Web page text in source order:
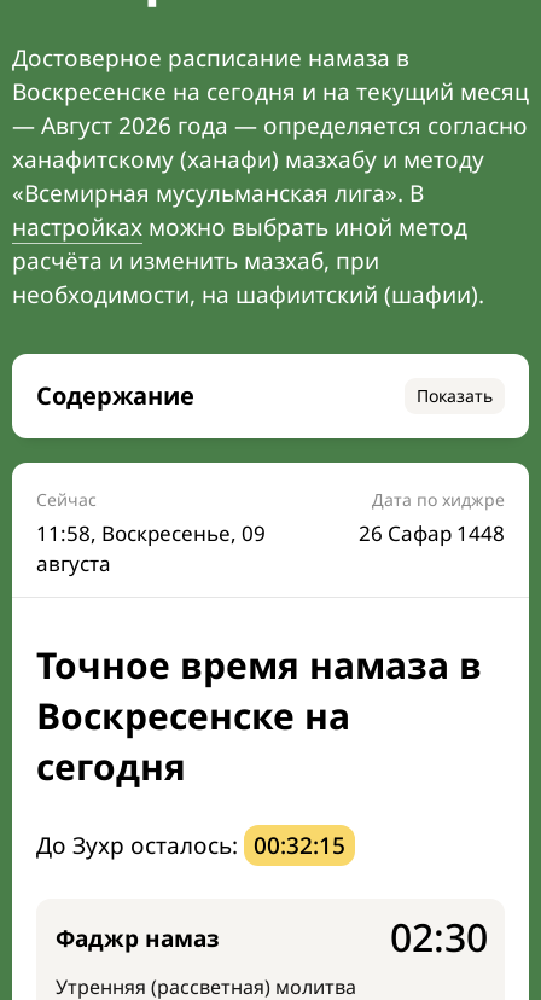
Достоверное расписание намаза в
Воскресенске на сегодня и на текущий месяц
— Август 2026 года — определяется согласно
ханафитскому (ханафи) мазхабу и методу
«Всемирная мусульманская лига». В
настройках можно выбрать иной метод
расчёта и изменить мазхаб, при
необходимости, на шафиитский (шафии).
Содержание Показать
Время намаза на сегодня
Расписание на месяц
Время Сухура и Ифтара на сегодня
Календарь рамадана
Мечети и молельные комнаты
Направление киблы
Сейчас
11:58, Воскресенье, 09
августа
Дата по хиджре
26 Сафар 1448
Точное время намаза в
Воскресенске на
сегодня
До Зухр осталось: 00:32:14
Фаджр намаз
Утренняя (рассветная) молитва
02:30